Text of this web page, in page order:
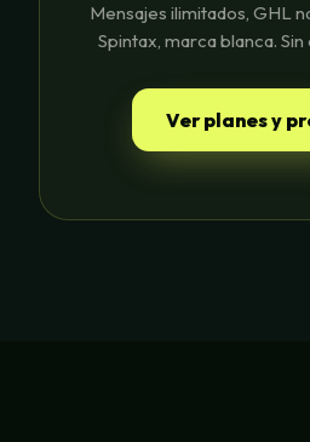
Mensajes ilimitados, GHL
Spintax, marca blanca.
Ver planes y